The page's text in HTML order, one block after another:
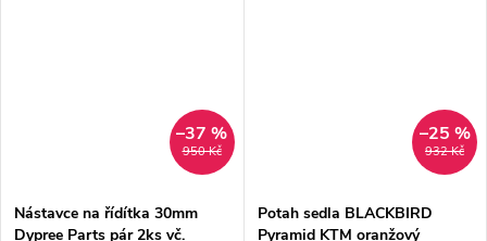
950 Kč
–37 %
Nástavce na řídítka 30mm
Dypree Parts pár 2ks vč.
932 Kč
–25 %
Potah sedla BLACKBIRD
Pyramid KTM oranžový